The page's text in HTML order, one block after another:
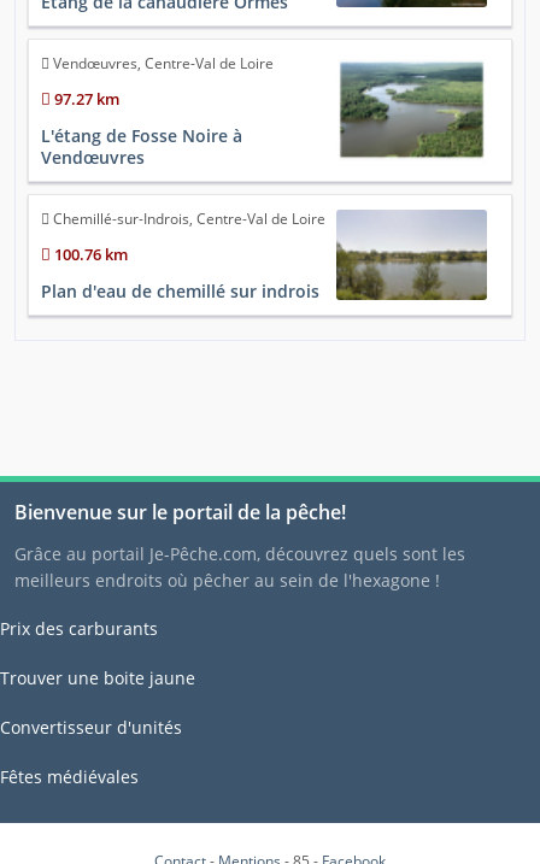
Vendœuvres, Centre-Val de Loire
97.27 km
L'étang de Fosse Noire à
Vendœuvres
Chemillé-sur-Indrois, Centre-Val de Loire
100.76 km
Plan d'eau de chemillé sur indrois
Bienvenue sur le portail de la pêche!
Grâce au portail Je-Pêche.com, découvrez quels sont les
meilleurs endroits où pêcher au sein de l'hexagone !
Prix des carburants
Trouver une boite jaune
Convertisseur d'unités
Fêtes médiévales